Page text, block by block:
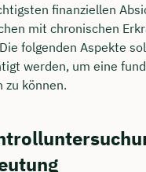
finanziellen
mit chronischen
folgenden Aspekte
werden, um eine
zu können.